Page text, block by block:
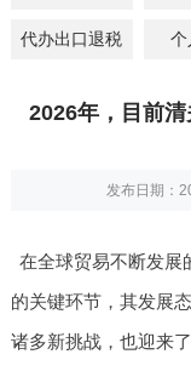
代办出口退税 个
2026年，目前
发布日期：
在全球贸易不断发展
的关键环节，其发展
诸多新挑战，也迎来